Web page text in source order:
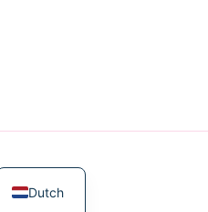
Dutch